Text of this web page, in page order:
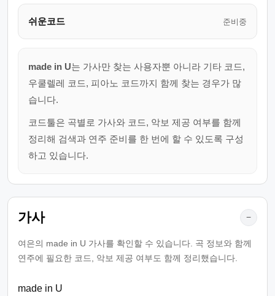
쉬운코드 준비중
made in U는 가사만 찾는 사용자뿐 아니라 기타 코드,
우쿨렐레 코드, 피아노 코드까지 함께 찾는 경우가 많
습니다.
코드툴은 곡별로 가사와 코드, 악보 제공 여부를 함께
정리해 검색과 연주 준비를 한 번에 할 수 있도록 구성
하고 있습니다.
가사 −
여은의 made in U 가사를 확인할 수 있습니다. 곡 정보와 함께
연주에 필요한 코드, 악보 제공 여부도 함께 정리했습니다.
made in U